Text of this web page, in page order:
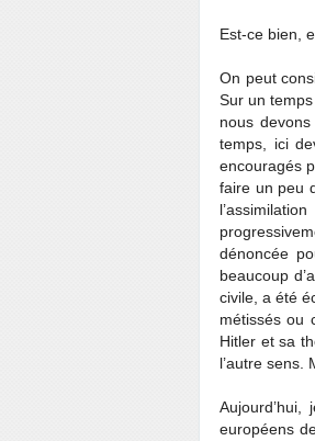
Est-ce bien,
On peut
Sur un
nous
temps, ici
encouragés
faire un peu
dénoncée
beaucoup
civile, a été
métissés ou
Hitler et sa
l’autre sens.
européens